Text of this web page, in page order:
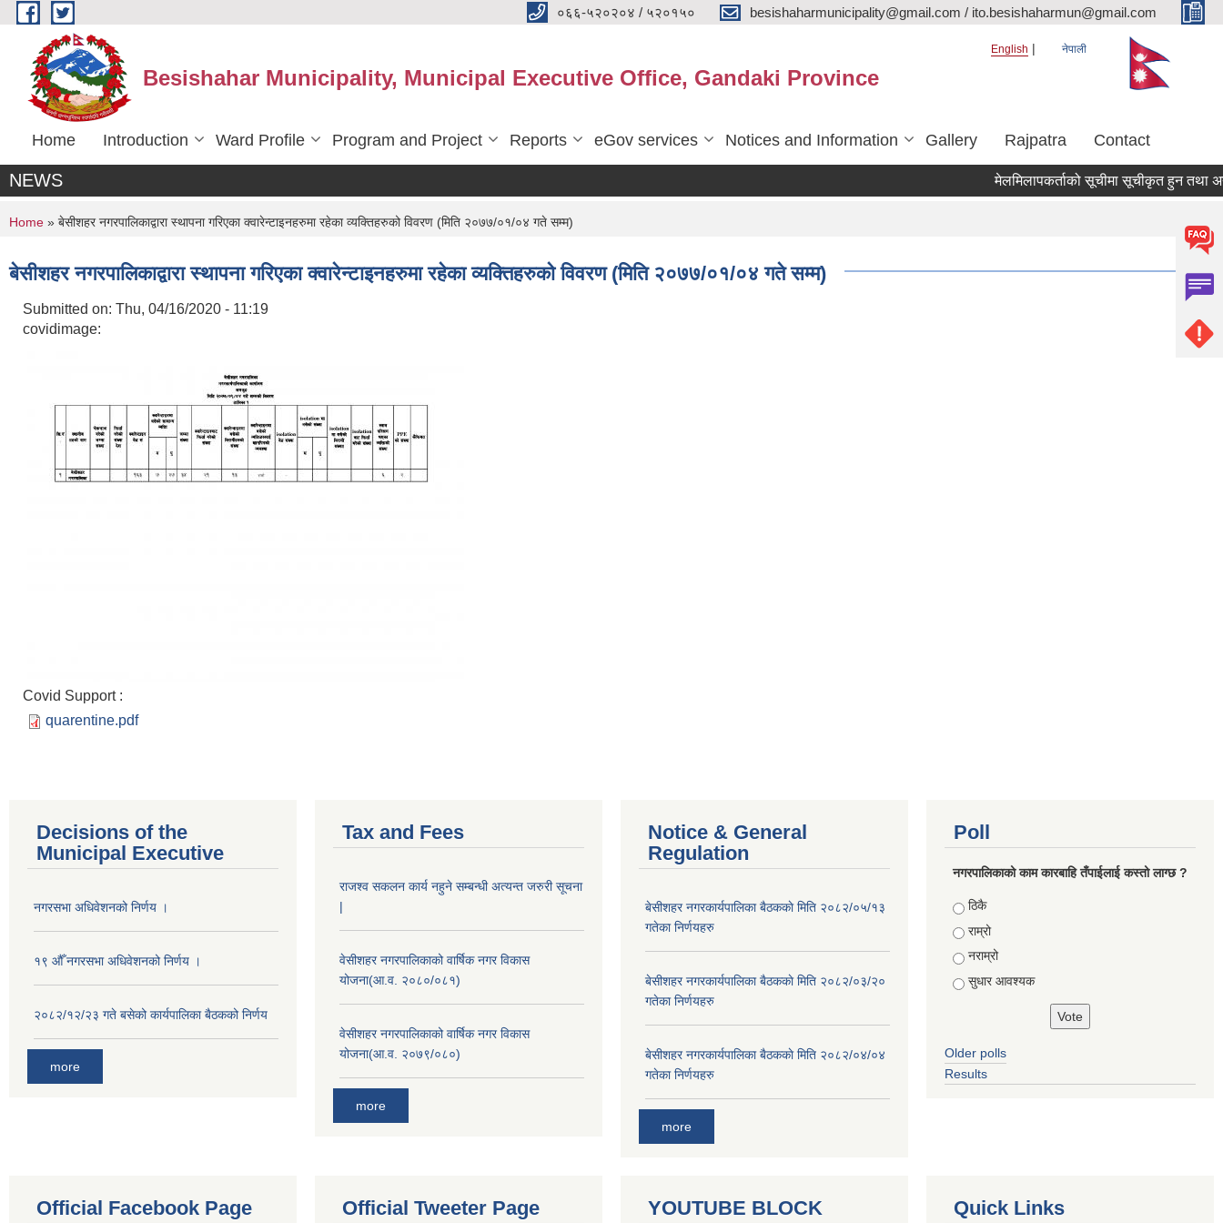
Skip to main content ०६६-५२०२०४ / ५२०१५० besishaharmunicipality@gmail.com / ito.besishaharmun@gmail.com
Besishahar Municipality, Municipal Executive Office, Gandaki Province
English नेपाली
Home Introduction Ward Profile Program and Project Reports eGov services Notices and Information Gallery Rajpatra Contact
NEWS मेलमिलापकर्ताको सूचीमा सूचीकृत हुन तथा
You are here
Home » बेसीशहर नगरपालिकाद्वारा स्थापना गरिएका क्वारेन्टाइनहरुमा रहेका व्यक्तिहरुको विवरण (मिति २०७७/०१/०४ गते सम्म)
बेसीशहर नगरपालिकाद्वारा स्थापना गरिएका क्वारेन्टाइनहरुमा रहेका व्यक्तिहरुको विवरण (मिति २०७७/०१/०४ गते सम्म)
Submitted on: Thu, 04/16/2020 - 11:19
covidimage:
Covid Support :
quarentine.pdf
Decisions of the
Municipal Executive
नगरसभा अधिवेशनको निर्णय ।
१९ औँ नगरसभा अधिवेशनको निर्णय ।
२०८२/१२/२३ गते बसेको कार्यपालिका बैठकको निर्णय
more
Tax and Fees
राजश्व सकलन कार्य नहुने सम्बन्धी अत्यन्त जरुरी सूचना
|
वेसीशहर नगरपालिकाको वार्षिक नगर विकास
योजना(आ.व. २०८०/०८१)
वेसीशहर नगरपालिकाको वार्षिक नगर विकास
योजना(आ.व. २०७९/०८०)
more
Notice & General
Regulation
बे‍‍सीशहर नगरकार्यपालिका बैठककाे मिति २०८२/०५/१३
गतेका निर्णयहरु
बे‍‍सीशहर नगरकार्यपालिका बैठककाे मिति २०८२/०३/२०
गतेका निर्णयहरु
बे‍‍सीशहर नगरकार्यपालिका बैठककाे मिति २०८२/०४/०४
गतेका निर्णयहरु
more
Poll
नगरपालिकाको काम कारबाहि तँपाईलाई कस्तो लाग्छ ?
Choices
ठिकै
राम्रो
नराम्रो
सुधार आवश्यक
Older polls
Results
Official Facebook Page Official Tweeter Page YOUTUBE BLOCK Quick Links